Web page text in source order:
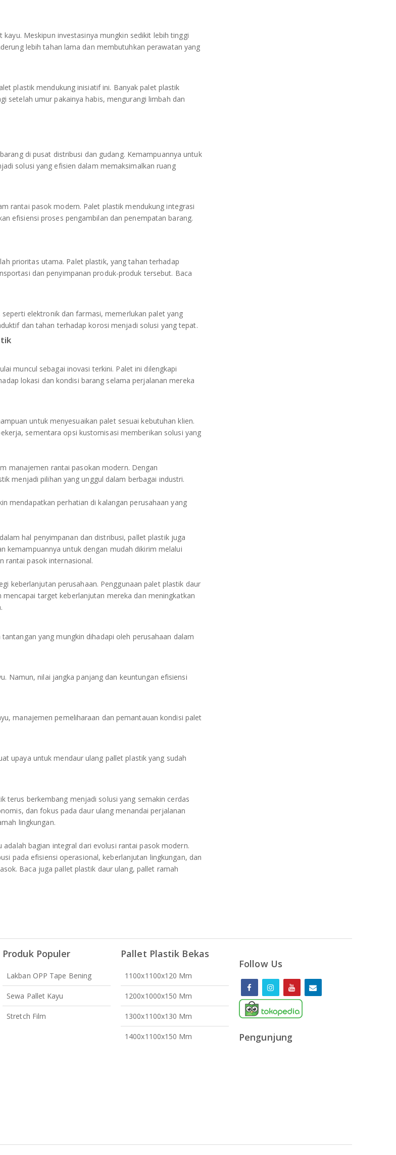
Meskipun investasinya mungkin sedikit lebih tinggi
lebih tahan lama dan membutuhkan perawatan yang
plastik mendukung inisiatif ini. Banyak palet plastik
setelah umur pakainya habis, mengurangi limbah dan
di pusat distribusi dan gudang. Kemampuannya untuk
solusi yang efisien dalam memaksimalkan ruang
rantai pasok modern. Palet plastik mendukung integrasi
efisiensi proses pengambilan dan penempatan barang.
prioritas utama. Palet plastik, yang tahan terhadap
dan penyimpanan produk-produk tersebut. Baca
elektronik dan farmasi, memerlukan palet yang
dan tahan terhadap korosi menjadi solusi yang tepat.
muncul sebagai inovasi terkini. Palet ini dilengkapi
lokasi dan kondisi barang selama perjalanan mereka
untuk menyesuaikan palet sesuai kebutuhan klien.
sementara opsi kustomisasi memberikan solusi yang
manajemen rantai pasokan modern. Dengan
menjadi pilihan yang unggul dalam berbagai industri.
mendapatkan perhatian di kalangan perusahaan yang
hal penyimpanan dan distribusi, pallet plastik juga
kemampuannya untuk dengan mudah dikirim melalui
rantai pasok internasional.
keberlanjutan perusahaan. Penggunaan palet plastik daur
target keberlanjutan mereka dan meningkatkan
yang mungkin dihadapi oleh perusahaan dalam
Namun, nilai jangka panjang dan keuntungan efisiensi
manajemen pemeliharaan dan pemantauan kondisi palet
upaya untuk mendaur ulang pallet plastik yang sudah
terus berkembang menjadi solusi yang semakin cerdas
dan fokus pada daur ulang menandai perjalanan
lingkungan.
bagian integral dari evolusi rantai pasok modern.
pada efisiensi operasional, keberlanjutan lingkungan, dan
Baca juga pallet plastik daur ulang, pallet ramah
Produk Populer
Lakban OPP Tape Bening
Sewa Pallet Kayu
Stretch Film
Pallet Plastik Bekas
1100x1100x120 Mm
1200x1000x150 Mm
1300x1100x130 Mm
1400x1100x150 Mm
Follow Us
Pengunjung